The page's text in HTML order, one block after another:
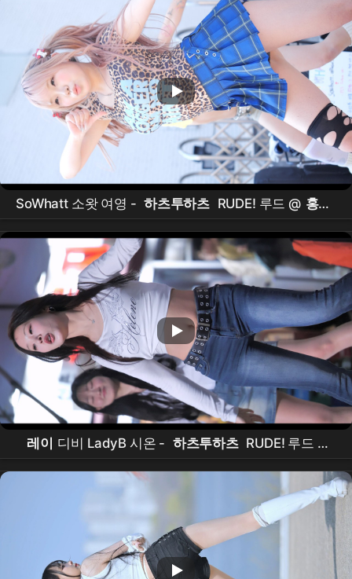
SoWhatt 소왓 여영 - 하츠투하츠 RUDE! 루드 @ 홍대
버스킹 (26.04.05)
레이 디비 LadyB 시온 - 하츠투하츠 RUDE! 루드 @
신촌버스킹 (26.03.28)